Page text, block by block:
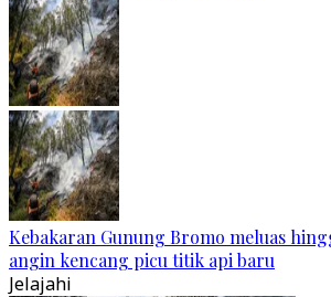
Kebakaran Gunung Bromo meluas
angin kencang picu titik api baru
Jelajahi